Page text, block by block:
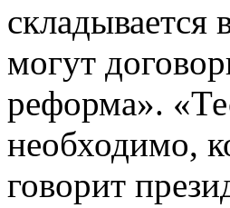
складывается
могут
реформа».
необходимо,
говорит